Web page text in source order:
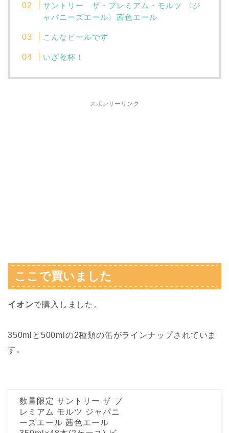
サントリー ザ・プレミアム・モルツ 〈ジ
ャパニーズエール〉茜色エール
こんなビールです
いざ乾杯！
スポンサーリンク
ここで買いました
イオンで購入しました。
350mlと500mlの2種類の缶がラインナップされていま
す。
数量限定 サントリー ザ プ
レミアム モルツ ジャパニ
ーズエール 茜色エール